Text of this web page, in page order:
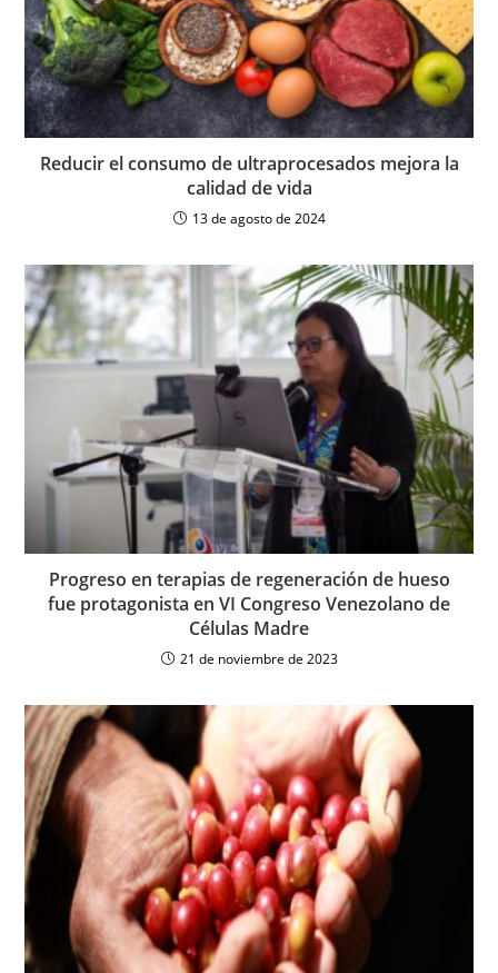
Reducir el consumo de ultraprocesados mejora la
calidad de vida
13 de agosto de 2024
Progreso en terapias de regeneración de hueso
fue protagonista en VI Congreso Venezolano de
Células Madre
21 de noviembre de 2023